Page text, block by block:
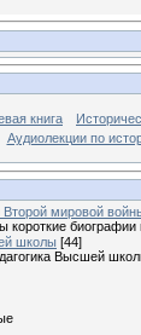
книга
Аудиолекции по
мировой
короткие
школы [44]
Высшей